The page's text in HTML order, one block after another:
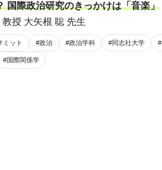
国際政治研究のきっかけは「音楽」
授 大矢根 聡 先生
ミット #政治 #政治学科 #同志社大学
#国際関係学